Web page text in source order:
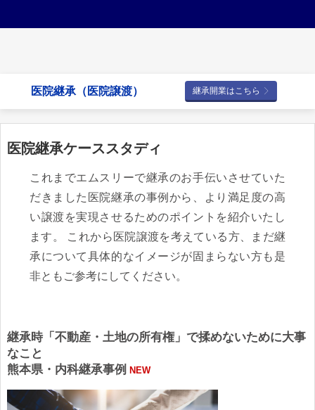
医院継承（医院譲渡） 継承開業はこちら
医院継承ケーススタディ
これまでエムスリーで継承のお手伝いさせていた
だきました医院継承の事例から、より満足度の高
い譲渡を実現させるためのポイントを紹介いたし
ます。 これから医院譲渡を考えている方、まだ継
承について具体的なイメージが固まらない方も是
非ともご参考にしてください。
継承時「不動産・土地の所有権」で揉めないために大事
なこと
熊本県・内科継承事例 NEW